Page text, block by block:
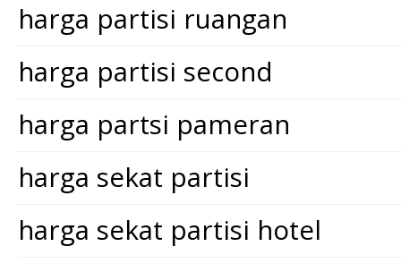
harga partisi ruangan
harga partisi second
harga partsi pameran
harga sekat partisi
harga sekat partisi hotel